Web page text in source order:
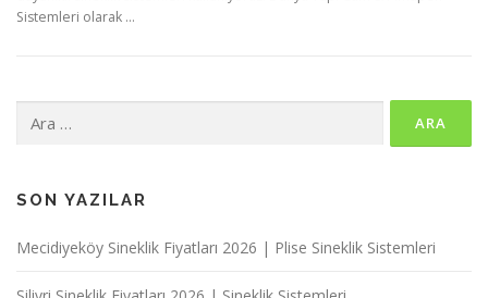
Sistemleri olarak …
SON YAZILAR
Mecidiyeköy Sineklik Fiyatları 2026 | Plise Sineklik Sistemleri